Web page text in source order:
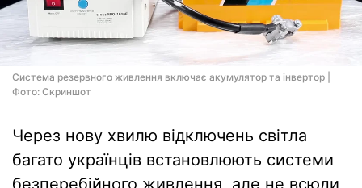
Система резервного живлення включає акумулятор та інвертор |
Фото: Скриншот
Через нову хвилю відключень світла
багато українців встановлюють системи
безперебійного живлення, але не всюди